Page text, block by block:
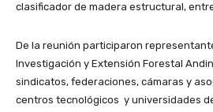
clasificador de madera estructural,
De la reunión participaron
Investigación y Extensión Forestal
sindicatos, federaciones, cámaras y
centros tecnológicos y universidades